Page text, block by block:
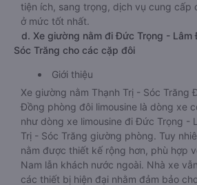
tiện ích, sang trọng, dịch vụ cung cấp
ở mức tốt nhất.
d. Xe giường nằm đi Đức Trọng - Lâm
Sóc Trăng cho các cặp đôi
Giới thiệu
Xe giường nằm Thạnh Trị - Sóc Trăng
Đồng phòng đôi limousine là dòng xe
như dòng xe limousine đi Đức Trọng -
Trị - Sóc Trăng giường phòng. Tuy
nằm được thiết kế rộng hơn, phù hợp
Nam lẫn khách nước ngoài. Nhà xe
các thiết bị hiện đại nhằm đảm bảo